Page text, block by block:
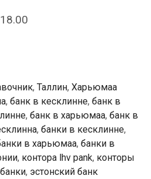
, Таллин, Харьюмаа
, банк в кесклинне, банк в
, банк в харьюмаа, банк в
, банки в кесклинне,
в харьюмаа, банки в
, контора lhv pank, конторы
, эстонский банк